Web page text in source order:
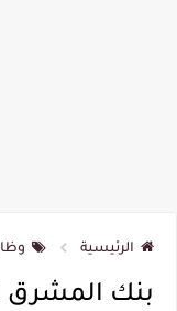
الرئيسية
بنك المشرق